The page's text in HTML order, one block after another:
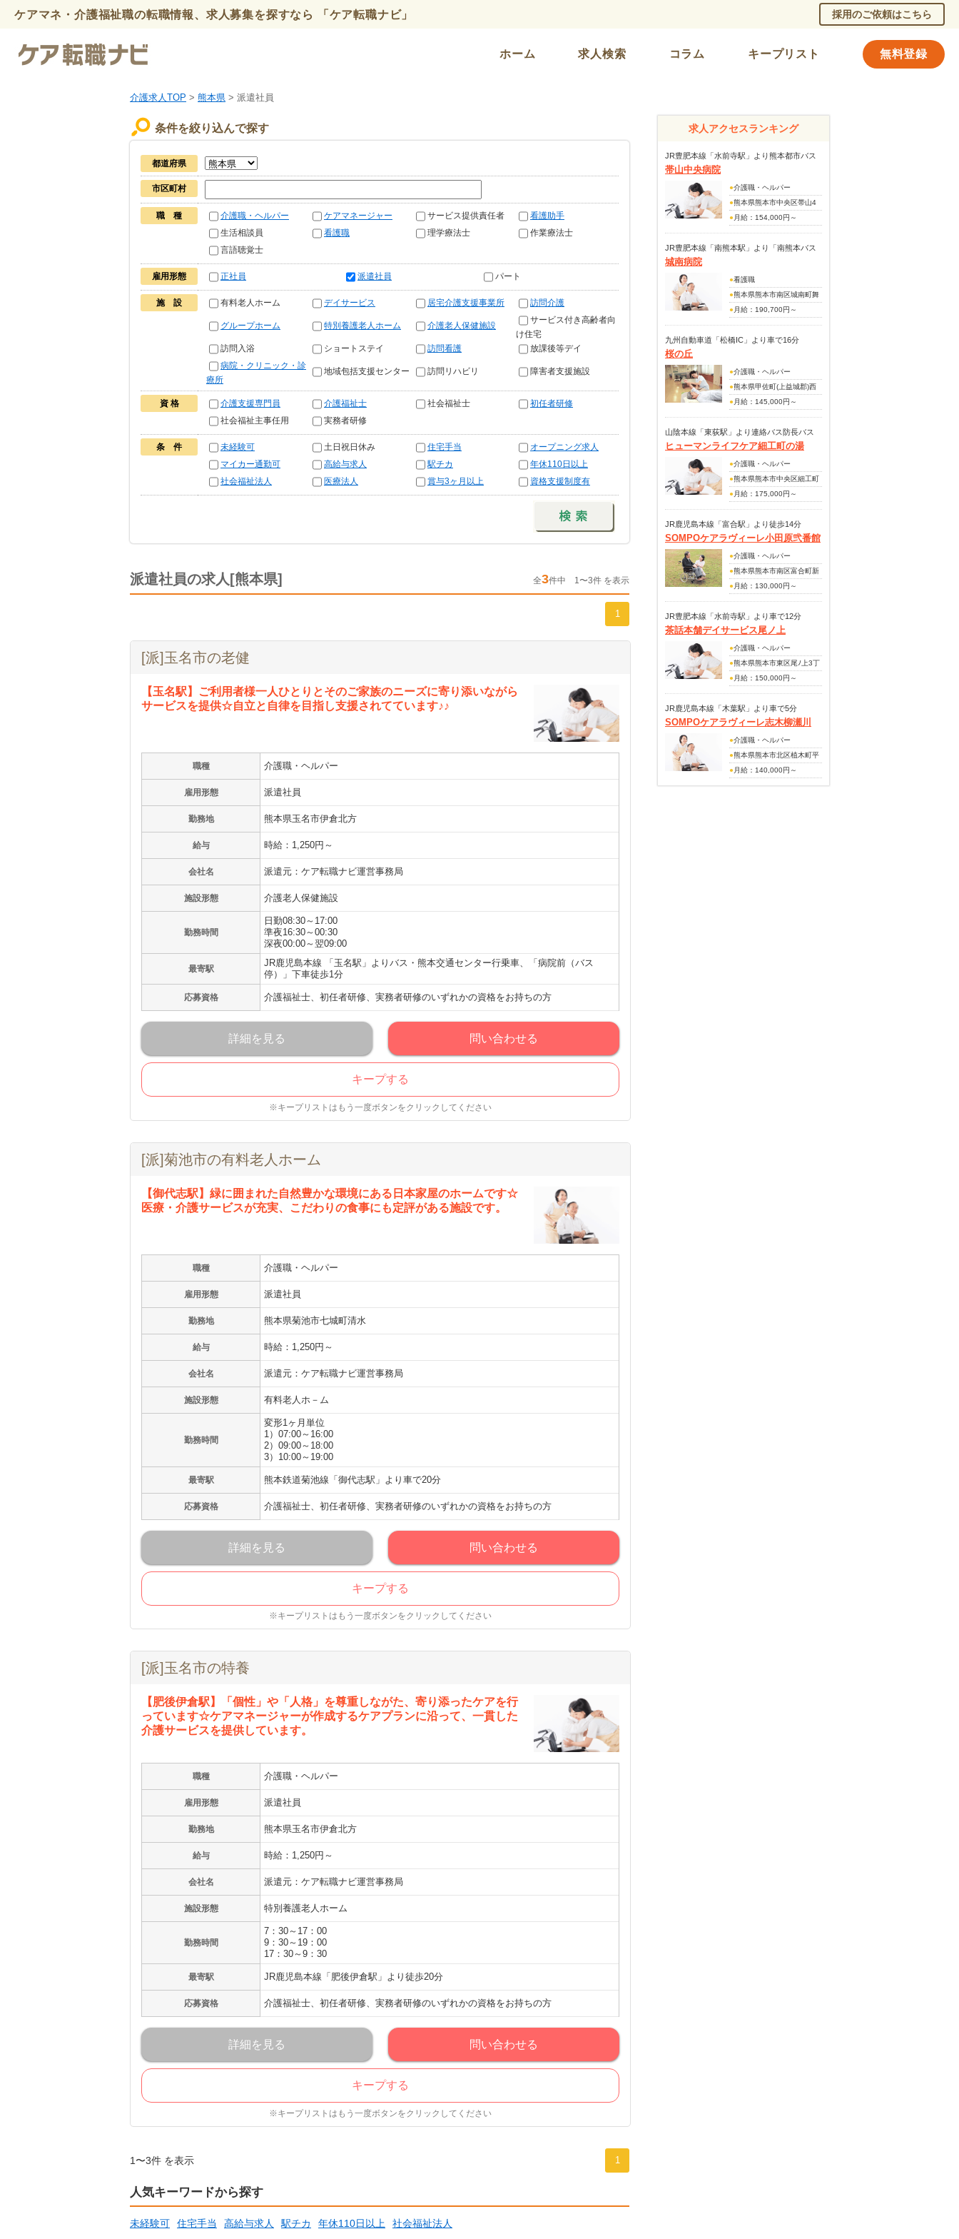
ケアマネ・介護福祉職の転職情報、求人募集を探すなら 「ケア転職ナビ」 採用のご依頼はこちら
ホーム 求人検索 コラム キープリスト 無料登録
介護求人TOP > 熊本県 > 派遣社員
条件を絞り込んで探す
都道府県
市区町村
職 種 介護職・ヘルパー ケアマネージャー サービス提供責任者
看護助手
生活相談員
看護職 理学療法士
作業療法士
言語聴覚士
雇用形態 正社員 派遣社員 パート
施 設 有料老人ホーム デイサービス 居宅介護支援事業所 訪問介護
グループホーム 特別養護老人ホーム 介護老人保健施設
サービス付き高齢者向
け住宅
訪問入浴
ショートステイ 訪問看護
放課後等デイ
病院・クリニック・診
療所
地域包括支援センター 訪問リハビリ 障害者支援施設
資 格 介護支援専門員 介護福祉士 社会福祉士
初任者研修
社会福祉主事任用
実務者研修
条 件 未経験可 土日祝日休み 住宅手当
オープニング求人
マイカー通勤可
高給与求人 駅チカ
年休110日以上
社会福祉法人
医療法人 賞与3ヶ月以上 資格支援制度有
派遣社員の求人[熊本県] 全3件中 1〜3件 を表示
1
[派]玉名市の老健
【玉名駅】ご利用者様一人ひとりとそのご家族のニーズに寄り添いながら
サービスを提供☆自立と自律を目指し支援されてています♪♪
職種 介護職・ヘルパー
雇用形態 派遣社員
勤務地 熊本県玉名市伊倉北方
給与 時給：1,250円～
会社名 派遣元：ケア転職ナビ運営事務局
施設形態 介護老人保健施設
勤務時間
日勤08:30～17:00
準夜16:30～00:30
深夜00:00～翌09:00
最寄駅
JR鹿児島本線 「玉名駅」よりバス・熊本交通センター行乗車、「病院前（バス
停）」下車徒歩1分
応募資格 介護福祉士、初任者研修、実務者研修のいずれかの資格をお持ちの方
詳細を見る 問い合わせる
キープする
※キープリストはもう一度ボタンをクリックしてください
[派]菊池市の有料老人ホーム
【御代志駅】緑に囲まれた自然豊かな環境にある日本家屋のホームです☆
医療・介護サービスが充実、こだわりの食事にも定評がある施設です。
職種 介護職・ヘルパー
雇用形態 派遣社員
勤務地 熊本県菊池市七城町清水
給与 時給：1,250円～
会社名 派遣元：ケア転職ナビ運営事務局
施設形態 有料老人ホ－ム
勤務時間
変形1ヶ月単位
1）07:00～16:00
2）09:00～18:00
3）10:00～19:00
最寄駅 熊本鉄道菊池線「御代志駅」より車で20分
応募資格 介護福祉士、初任者研修、実務者研修のいずれかの資格をお持ちの方
詳細を見る 問い合わせる
キープする
※キープリストはもう一度ボタンをクリックしてください
[派]玉名市の特養
【肥後伊倉駅】「個性」や「人格」を尊重しながた、寄り添ったケアを行
っています☆ケアマネージャーが作成するケアプランに沿って、一貫した
介護サービスを提供しています。
職種 介護職・ヘルパー
雇用形態 派遣社員
勤務地 熊本県玉名市伊倉北方
給与 時給：1,250円～
会社名 派遣元：ケア転職ナビ運営事務局
施設形態 特別養護老人ホーム
勤務時間
7：30～17：00
9：30～19：00
17：30～9：30
最寄駅 JR鹿児島本線「肥後伊倉駅」より徒歩20分
応募資格 介護福祉士、初任者研修、実務者研修のいずれかの資格をお持ちの方
詳細を見る 問い合わせる
キープする
※キープリストはもう一度ボタンをクリックしてください
1〜3件 を表示 1
人気キーワードから探す
未経験可 住宅手当 高給与求人 駅チカ 年休110日以上 社会福祉法人
求人アクセスランキング
JR豊肥本線「水前寺駅」より熊本都市バス
『小峯営業所』行「東水前寺（バス停）」下
車徒歩7分
帯山中央病院
●介護職・ヘルパー
●熊本県熊本市中央区帯山4
丁目5番18号
● 月給：154,000円～
ホームヘルパー等未収得の方
（133,000円～）
資格手当
（別途手当）
賞与あり（年2回）
JR豊肥本線「南熊本駅」より「南熊本バス
停」より南23『乙女経由甲佐』行「城南病
院前(バス停)」下車すぐ
城南病院
●看護職
●熊本県熊本市南区城南町舞
原無番地
● 月給：190,700円～
209,800円
(別途手当)
扶養手当
住宅手当
賞与あり(昨年度実績・年2
回・4,00ヵ月分支給)
九州自動車道「松橋IC」より車で16分
桜の丘
●介護職・ヘルパー
●熊本県甲佐町(上益城郡)西
寒野1161番地
● 月給：145,000円～
210,000円(介護福祉士)
130,000円～180,000円(資
格なし等)
(別途手当)
夜勤手当：5,000円／回
準夜勤手当：2,000円／回
扶養手当：5,000円／1人
分)
山陰本線「東荻駅」より連絡バス防長バス
『青海大橋』行 「吉田町角(バス停)」下車徒
ヒューマンライフケア細工町の湯
●介護職・ヘルパー
●熊本県熊本市中央区細工町
3丁目7-2細工町ﾊｲﾂ1階
● 月給：175,000円～
(手当内訳)
処遇改善手当：15,000円
地域手当：10,000円
(別途内訳)
賞与あり(昨年度実績・年2
回)
JR鹿児島本線「富合駅」より徒歩14分
SOMPOケアラヴィーレ小田原弐番館
●介護職・ヘルパー
●熊本県熊本市南区富合町新
427番地2
● 月給：130,000円～
180,000円
(別途内訳)
介護職手当：30,000円～
50,000円
夜勤手当：5,000円/回(月5～
7回程度)
賞与あり(昨年度実績・年2
JR豊肥本線「水前寺駅」より車で12分
茶話本舗デイサービス尾ノ上
●介護職・ヘルパー
●熊本県熊本市東区尾ﾉ上3丁
目13-73
● 月給：150,000円～
(手当内訳)
夜勤手当：5,000円/回～(月2
～4回)
資格手当：5,000円～
処遇改善手当
賞与あり(作年度実績・年2
回・300,000円)
JR鹿児島本線「木葉駅」より車で5分
SOMPOケアラヴィーレ志木柳瀬川
●介護職・ヘルパー
●熊本県熊本市北区植木町平
原212
● 月給：140,000円～
160,000円